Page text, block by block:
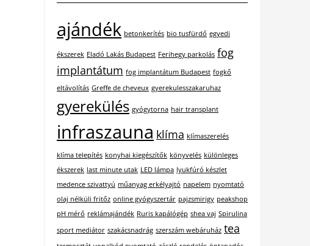
ajándék betonkerítés bio tusfürdő egyedi
ékszerek Eladó Lakás Budapest Ferihegy parkolás fog
implantátum fog implantátum Budapest fogkő
eltávolítás Greffe de cheveux gyerekulesszakaruhaz
gyerekülés gyógytorna hair transplant
infraszauna klíma klímaszerelés
klíma telepítés konyhai kiegészítők könyvelés különleges
ékszerek last minute utak LED lámpa lyukfúró készlet
medence szivattyú műanyag erkélyajtó napelem nyomtató
olaj nélküli fritőz online gyógyszertár pajzsmirigy peakshop
pH mérő reklámajándék Ruris kapálógép shea vaj Spirulina
sport mediátor szakácsnadrág szerszám webáruház tea